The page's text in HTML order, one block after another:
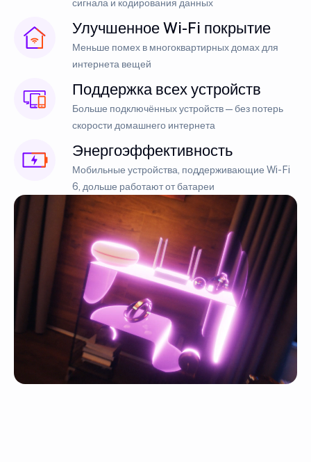
сигнала и кодирования данных
Улучшенное Wi-Fi покрытие
Меньше помех в многоквартирных домах для
интернета вещей
Поддержка всех устройств
Больше подключённых устройств — без потерь
скорости домашнего интернета
Энергоэффективность
Мобильные устройства, поддерживающие Wi-Fi
6, дольше работают от батареи